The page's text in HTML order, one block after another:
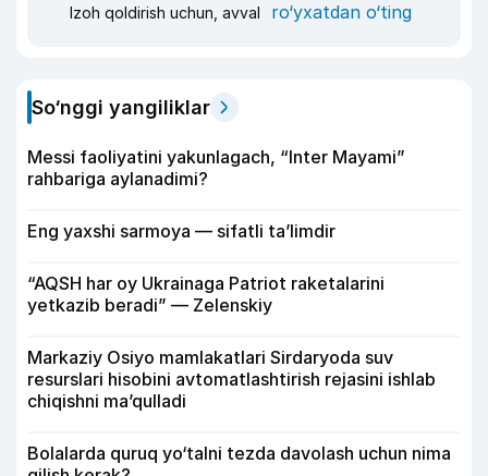
Izoh qoldirish uchun, avval ro‘yxatdan o‘ting
So‘nggi yangiliklar
Messi faoliyatini yakunlagach, “Inter Mayami”
rahbariga aylanadimi?
Eng yaxshi sarmoya — sifatli ta’limdir
“AQSH har oy Ukrainaga Patriot raketalarini
yetkazib beradi” — Zelenskiy
Markaziy Osiyo mamlakatlari Sirdaryoda suv
resurslari hisobini avtomatlashtirish rejasini ishlab
chiqishni ma’qulladi
Bolalarda quruq yo‘talni tezda davolash uchun nima